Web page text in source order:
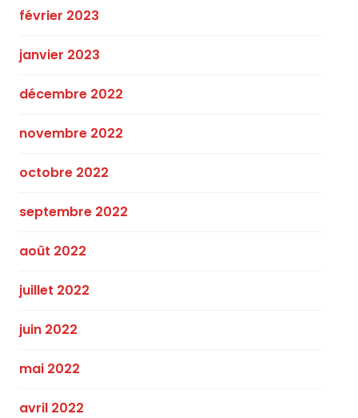
février 2023
janvier 2023
décembre 2022
novembre 2022
octobre 2022
septembre 2022
août 2022
juillet 2022
juin 2022
mai 2022
avril 2022